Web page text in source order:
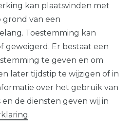
dienen uitsluitend
informatie. Er kunnen
tussen de op de website
en de daadwerkelijk
modellen.
getoonde illustraties,
beschrijvingen kunnen
en geven niet
kan plaatsvinden met
van een
Toestemming kan
geweigerd. Er bestaat een
te geven en om
later tijdstip te wijzigen of in
over het gebruik van
de diensten geven wij in
.